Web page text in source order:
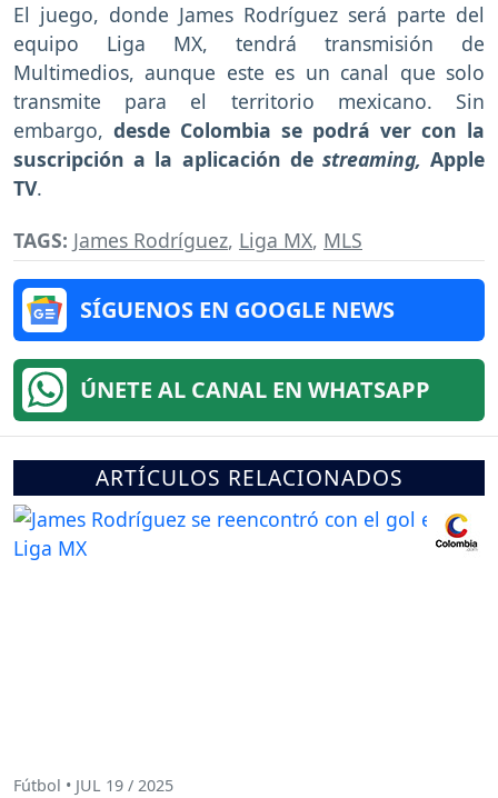
El juego, donde James Rodríguez será parte del
equipo Liga MX, tendrá transmisión de
Multimedios, aunque este es un canal que solo
transmite para el territorio mexicano. Sin
embargo, desde Colombia se podrá ver con la
suscripción a la aplicación de streaming, Apple
TV.
TAGS: James Rodríguez, Liga MX, MLS
SÍGUENOS EN GOOGLE NEWS
ÚNETE AL CANAL EN WHATSAPP
ARTÍCULOS RELACIONADOS
Fútbol • JUL 19 / 2025